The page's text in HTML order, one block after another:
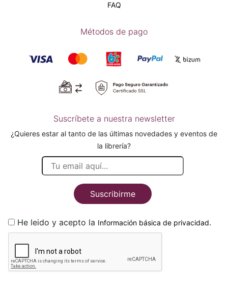
FAQ
Métodos de pago
Suscríbete a nuestra newsletter
¿Quieres estar al tanto de las últimas novedades y eventos de
la librería?
Suscribirme
He leido y acepto la Información básica de privacidad.